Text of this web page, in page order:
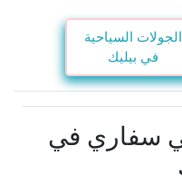
الجولات السياحية
في بيليك
سفاري في